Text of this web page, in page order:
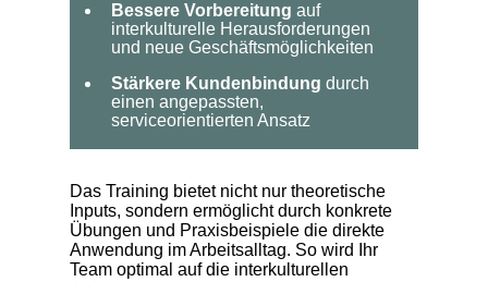
Bessere Vorbereitung auf
interkulturelle Herausforderungen
und neue Geschäftsmöglichkeiten
Stärkere Kundenbindung durch
einen angepassten,
serviceorientierten Ansatz
Das Training bietet nicht nur theoretische
Inputs, sondern ermöglicht durch konkrete
Übungen und Praxisbeispiele die direkte
Anwendung im Arbeitsalltag. So wird Ihr
Team optimal auf die interkulturellen